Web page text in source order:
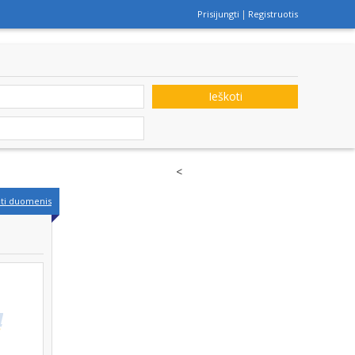
Prisijungti Registruotis
Ieškoti
duomenis
<